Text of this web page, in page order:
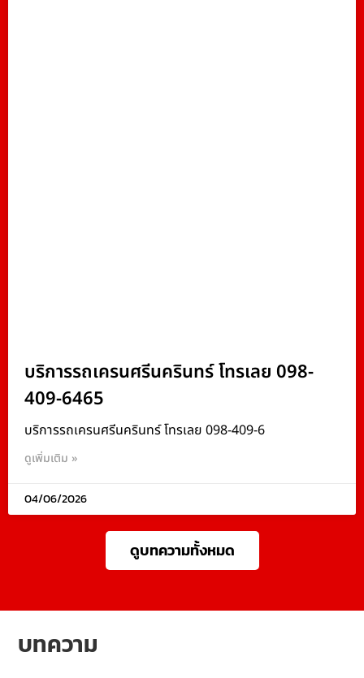
บริการรถเครนศรีนครินทร์ โทรเลย 098-
409-6465
บริการรถเครนศรีนครินทร์ โทรเลย 098-409-6
ดูเพิ่มเติม »
04/06/2026
ดูบทความทั้งหมด
บทความ